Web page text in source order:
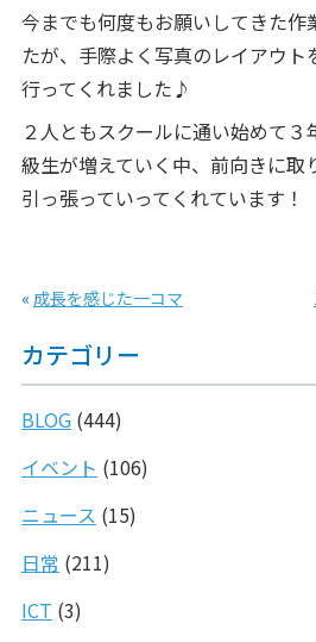
今までも何度もお願いしてきた作
たが、手際よく写真のレイアウト
行ってくれました♪
２人ともスクールに通い始めて
級生が増えていく中、前向きに取
引っ張っていってくれています！
« 成長を感じた一コマ
カテゴリー
BLOG(444)
イベント (106)
ニュース (15)
日常 (211)
ICT (3)